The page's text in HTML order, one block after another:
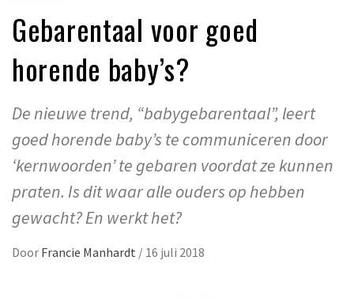
Gebarentaal voor goed
horende baby’s?
De nieuwe trend, “babygebarentaal”, leert
goed horende baby’s te communiceren door
‘kernwoorden’ te gebaren voordat ze kunnen
praten. Is dit waar alle ouders op hebben
gewacht? En werkt het?
Door Francie Manhardt / 16 juli 2018